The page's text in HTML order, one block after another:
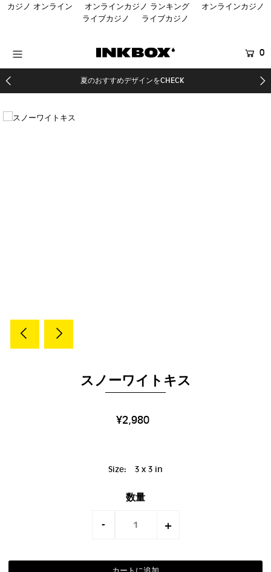
カジノ オンライン オンラインカジノ ランキング
オンラインカジノ
ライブカジノ
ライブカジノ
0
夏のおすすめデザインをCHECK
スノーワイトキス
¥2,980
Size: 3 x 3 in
数量
- +
HOME
商品を探す
コラボ商品
SALE